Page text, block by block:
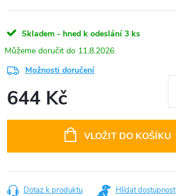
Skladem - hned k odeslání 3 ks
11.8.2026
Možnosti doručení
644 Kč
VLOŽIT DO KOŠÍKU
Dotaz k produktu Hlídat dostupnost